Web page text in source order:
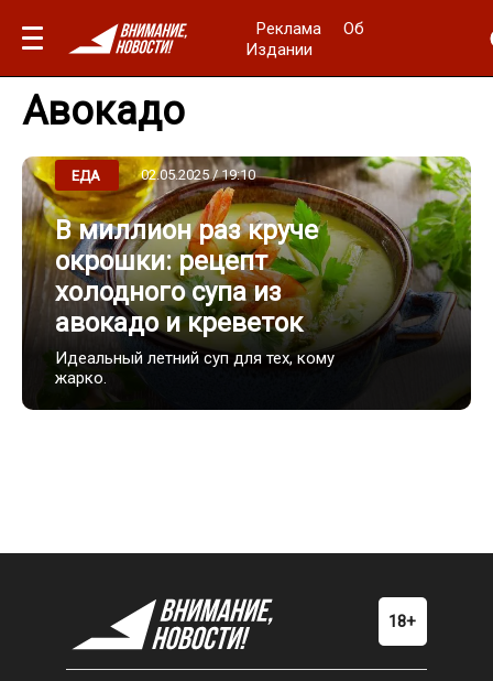
Реклама
Об
Издании
Авокадо
ЕДА 02.05.2025 / 19:10
В миллион раз круче
окрошки: рецепт
холодного супа из
авокадо и креветок
Идеальный летний суп для тех, кому
жарко.